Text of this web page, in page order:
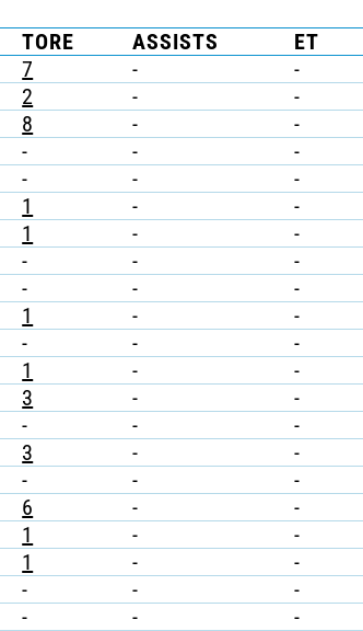
TORE ASSISTS ET
7 - -
2 - -
8 - -
- - -
- - -
1 - -
1 - -
- - -
- - -
1 - -
- - -
1 - -
3 - -
- - -
3 - -
- - -
6 - -
1 - -
1 - -
- - -
- - -